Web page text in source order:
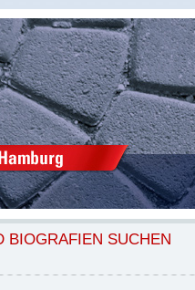
BIOGRAFIEN SUCHEN